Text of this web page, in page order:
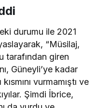
durumu ile 2021
“Müsilaj,
tarafından giren
Güneyli’ye kadar
vurmamıştı ve
Şimdi İbrice,